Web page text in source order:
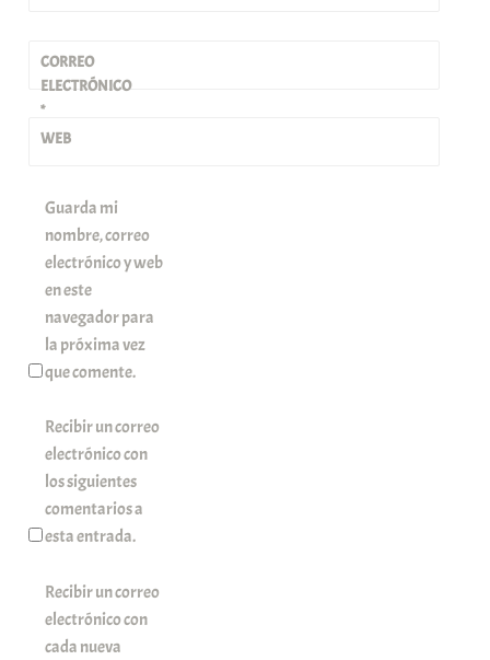
CORREO
ELECTRÓNICO
*
WEB
Guarda mi
nombre, correo
electrónico y web
en este
navegador para
la próxima vez
que comente.
Recibir un correo
electrónico con
los siguientes
comentarios a
esta entrada.
Recibir un correo
electrónico con
cada nueva